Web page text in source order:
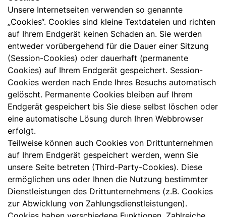
Unsere Internetseiten verwenden so genannte
„Cookies“. Cookies sind kleine Textdateien und richten
auf Ihrem Endgerät keinen Schaden an. Sie werden
entweder vorübergehend für die Dauer einer Sitzung
(Session-Cookies) oder dauerhaft (permanente
Cookies) auf Ihrem Endgerät gespeichert. Session-
Cookies werden nach Ende Ihres Besuchs automatisch
gelöscht. Permanente Cookies bleiben auf Ihrem
Endgerät gespeichert bis Sie diese selbst löschen oder
eine automatische Lösung durch Ihren Webbrowser
erfolgt.
Teilweise können auch Cookies von Drittunternehmen
auf Ihrem Endgerät gespeichert werden, wenn Sie
unsere Seite betreten (Third-Party-Cookies). Diese
ermöglichen uns oder Ihnen die Nutzung bestimmter
Dienstleistungen des Drittunternehmens (z.B. Cookies
zur Abwicklung von Zahlungsdienstleistungen).